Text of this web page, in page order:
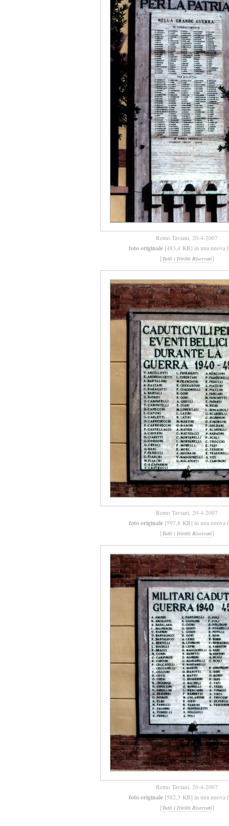
Remo Taviani, 20-4-2007
foto originale [483,4 KB] in una nuova
[Tutti i Diritti Riservati]
Remo Taviani, 20-4-2007
foto originale [597,8 KB] in una nuova
[Tutti i Diritti Riservati]
Remo Taviani, 20-4-2007
foto originale [582,3 KB] in una nuova
[Tutti i Diritti Riservati]